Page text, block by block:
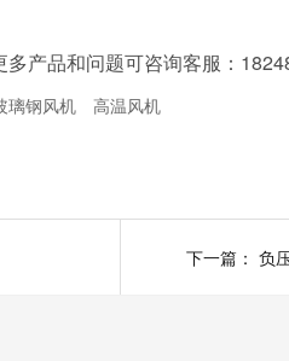
产品和问题可咨询客服：
璃钢风机
高温风机
下一篇： 负